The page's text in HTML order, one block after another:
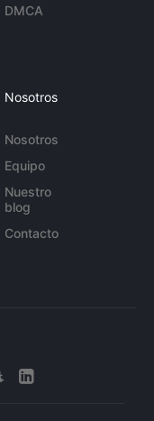
DMCA
Nosotros
Nosotros
Equipo
Nuestro
blog
Contacto